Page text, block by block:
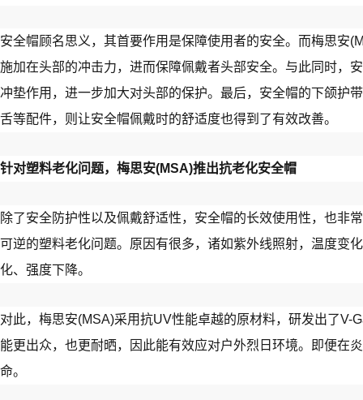
安全帽顾名思义，其首要作用是保障使用者的安全。而梅思安
施加在头部的冲击力，进而保障佩戴者头部安全。与此同时，
冲垫作用，进一步加大对头部的保护。最后，安全帽的下颌护
舌等配件，则让安全帽佩戴时的舒适度也得到了有效改善。
针对塑料老化问题，梅思安(MSA)推出抗老化安全帽
除了安全防护性以及佩戴舒适性，安全帽的长效使用性，也非
可逆的塑料老化问题。原因有很多，诸如紫外线照射，温度变
化、强度下降。
对此，梅思安(MSA)采用抗UV性能卓越的原材料，研发出了
能更出众，也更耐晒，因此能有效应对户外烈日环境。即便在
命。